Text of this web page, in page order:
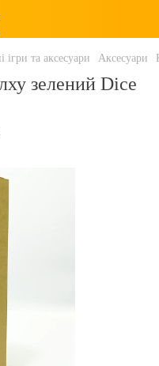
ігри та аксесуари Аксесуари
зелений Dice